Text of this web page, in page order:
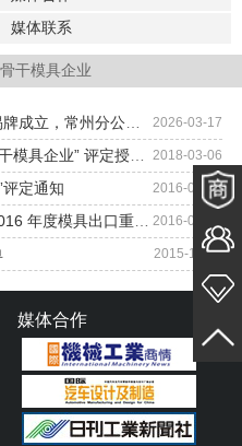
媒体联系
干模具企业
2026-03-17
分公司同步启动运营！
2018-03-06
业” 评定授牌工作通知
2016-02-06
定通知
2016-02-04
具出口重点企业”名单
2015-11-26
媒体合作